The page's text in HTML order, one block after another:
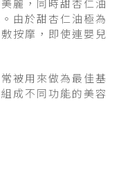
麗，同時甜杏仁油
由於甜杏仁油極為
按摩，即使連嬰兒
被用來做為最佳基
成不同功能的美容